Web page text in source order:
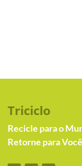
Triciclo
Recicle para o
Retorne para Você